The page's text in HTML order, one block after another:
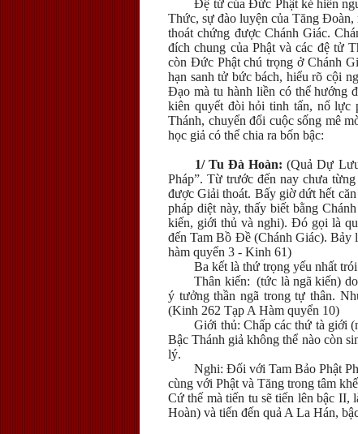
Đệ tử của Đức Phật kẻ hiền
Thức, sự đào luyện của Tăng Đoàn,
thoát chứng được Chánh Giác.
đích chung của Phật và các đệ tử
còn Đức Phật chú trọng ở Chánh
hạn sanh tử bức bách, hiểu rõ cội
Đạo mà tu hành liền có thể hướng
kiên quyết đòi hỏi tinh tấn, nổ lực
Thánh, chuyển đổi cuộc sống mê
học giả có thể chia ra bốn bậc:
1/ Tu Đà Hoàn: (Quả Dự
Pháp”. Từ trước đến nay chưa
được Giải thoát. Bấy giờ dứt hết
pháp diệt này, thấy biết bằng
kiến, giới thủ và nghi). Đó gọi là
đến Tam Bồ Đề (Chánh Giác). Bảy
hàm quyển 3 - Kinh 61)
Ba kết là thứ trọng yếu nhất
Thân kiến: (tức là ngã kiến)
ý tưởng thần ngã trong tự thân.
(Kinh 262 Tạp A Hàm quyển 10)
Giới thủ: Chấp các thứ tà giới
Bậc Thánh giả không thể nào còn
lý.
Nghi: Đối với Tam Bảo Phật
cùng với Phật và Tăng trong tâm
Cứ thế mà tiến tu sẽ tiến lên bậc
Hoàn) và tiến đến quả A La Hán,